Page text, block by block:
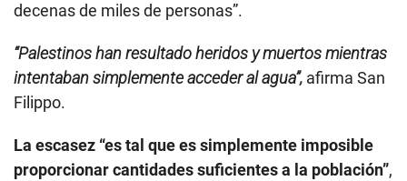
decenas de miles de personas”.
“Palestinos han resultado heridos y muertos mientras
intentaban simplemente acceder al agua”, afirma San
Filippo.
La escasez “es tal que es simplemente imposible
proporcionar cantidades suficientes a la población”,